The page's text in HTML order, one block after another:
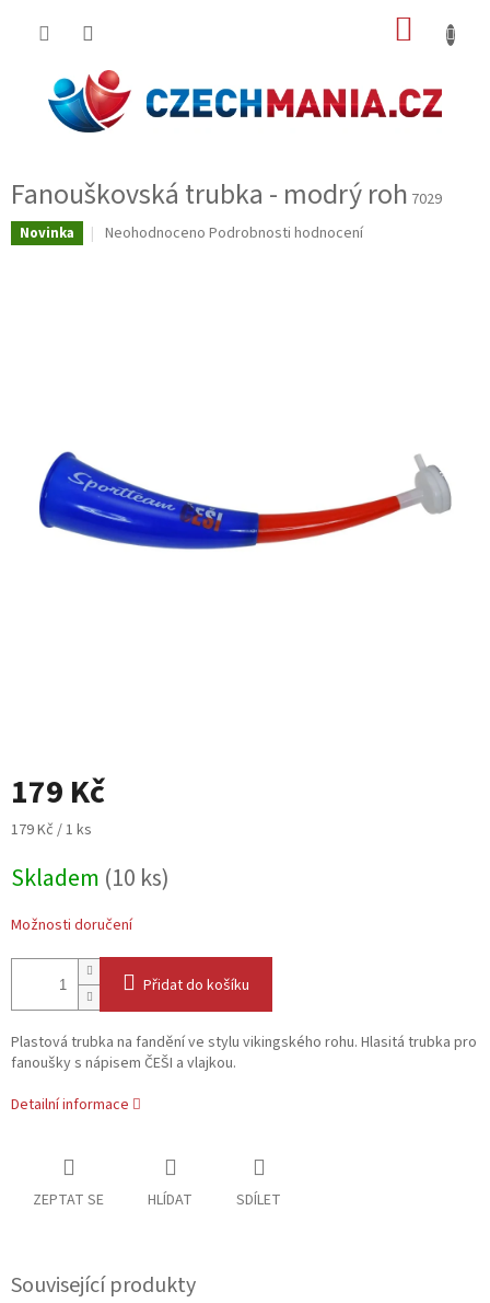
Fanouškovská trubka - modrý roh 7029
Novinka
Průměrné
Neohodnoceno Podrobnosti hodnocení
179 Kč
Měrná
179 Kč / 1 ks
Skladem (10 ks)
Možnosti doručení
Přidat do košíku
Plastová trubka na fandění ve stylu vikingského rohu. Hlasitá trubka pro
fanoušky s nápisem ČEŠI a vlajkou.
Detailní informace
ZEPTAT SE HLÍDAT SDÍLET
Související produkty